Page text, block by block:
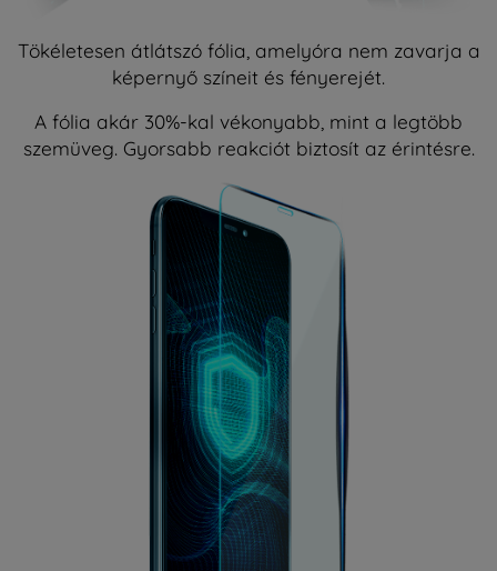
Tökéletesen átlátszó fólia, amelyóra nem zavarja a
képernyő színeit és fényerejét.
A fólia akár 30%-kal vékonyabb, mint a legtöbb
szemüveg. Gyorsabb reakciót biztosít az érintésre.